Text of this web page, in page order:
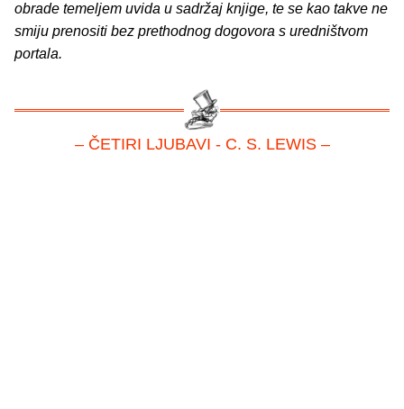
obrade temeljem uvida u sadržaj knjige, te se kao takve ne
smiju prenositi bez prethodnog dogovora s uredništvom
portala.
– ČETIRI LJUBAVI - C. S. LEWIS –